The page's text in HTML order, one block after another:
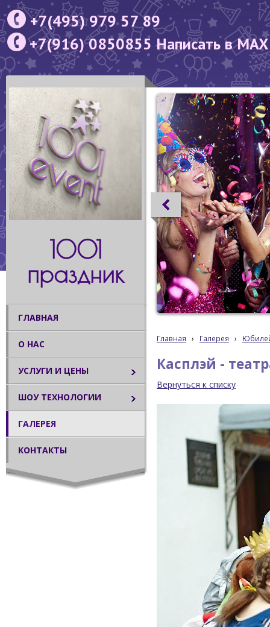
+7(495) 979 57 89
+7(916) 0850855 Написать в MAX
1001
праздник
ГЛАВНАЯ
О НАС
УСЛУГИ И ЦЕНЫ
ШОУ ТЕХНОЛОГИИ
ГАЛЕРЕЯ
КОНТАКТЫ
Главная › Галерея ›
Касплэй -
Вернуться к списку